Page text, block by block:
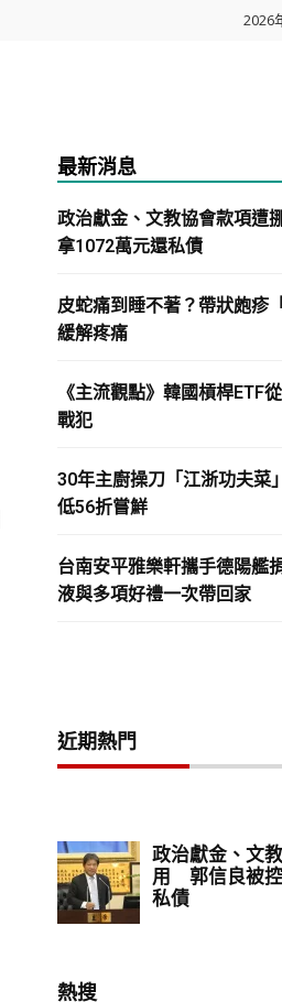
2026
最新消息
政治獻金、文教協會款項
拿1072萬元還私債
皮蛇痛到睡不著？帶狀皰疹
緩解疼痛
《主流觀點》韓國槓桿ETF
戰犯
30年主廚操刀「江浙功夫菜
低56折嘗鮮
台南安平雅樂軒攜手德陽
液與多項好禮一次帶回家
近期熱門
熱搜